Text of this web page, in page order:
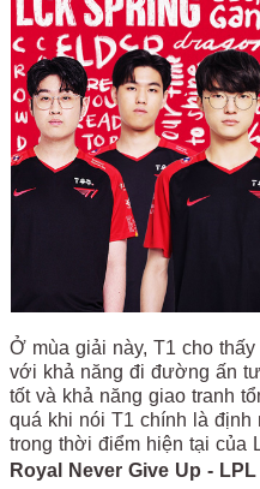
Ở mùa giải này, T1 cho
với khả năng đi đường ấn
tốt và khả năng giao tranh
quá khi nói T1 chính là định
trong thời điểm hiện tại của
Royal Never Give Up - LPL